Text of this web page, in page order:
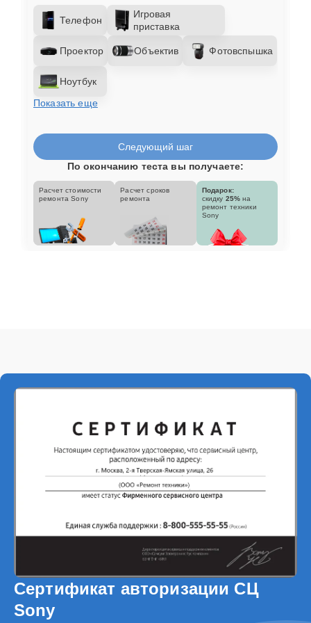
Телефон
Игровая
приставка
Проектор Объектив Фотовспышка
Ноутбук
Показать еще
Следующий шаг
По окончанию теста вы получаете:
Расчет стоимости
ремонта Sony
Расчет сроков
ремонта
Подарок:
скидку 25% на
ремонт техники
Sony
Сертификат авторизации СЦ
Sony